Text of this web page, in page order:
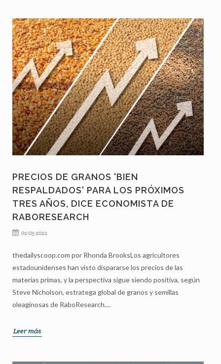
PRECIOS DE GRANOS 'BIEN
RESPALDADOS' PARA LOS PRÓXIMOS
TRES AÑOS, DICE ECONOMISTA DE
RABORESEARCH
02-05-2022
thedailyscoop.com por Rhonda BrooksLos agricultores
estadounidenses han visto dispararse los precios de las
materias primas, y la perspectiva sigue siendo positiva, según
Steve Nicholson, estratega global de granos y semillas
oleaginosas de RaboResearch....
Leer más